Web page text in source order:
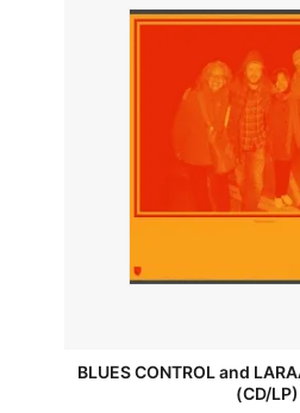
BLUES CONTROL and
(CD/LP)